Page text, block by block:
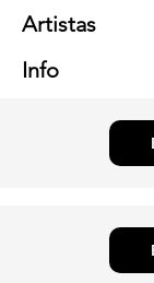
Artistas
Info